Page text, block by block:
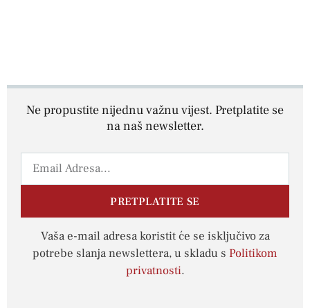
Ne propustite nijednu važnu vijest. Pretplatite se
na naš newsletter.
PRETPLATITE SE
Vaša e-mail adresa koristit će se isključivo za
potrebe slanja newslettera, u skladu s Politikom
privatnosti.